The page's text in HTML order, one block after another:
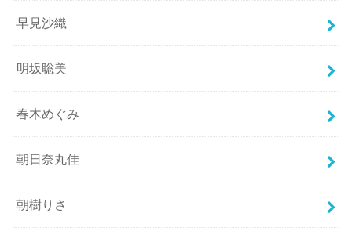
早見沙織
明坂聡美
春木めぐみ
朝日奈丸佳
朝樹りさ